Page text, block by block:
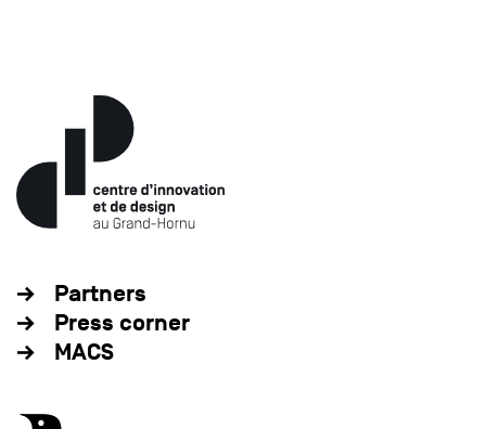
Partners
Press corner
MACS